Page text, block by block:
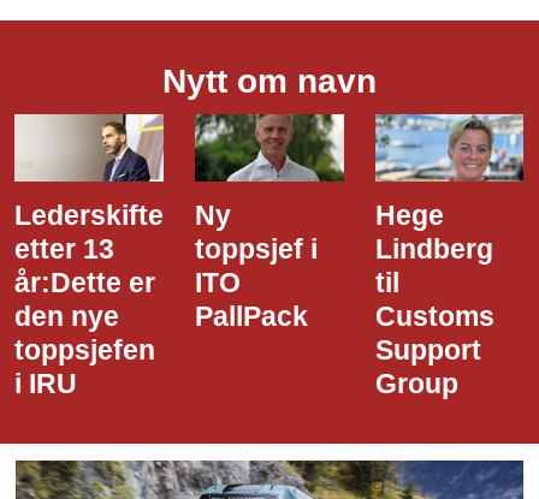
Nytt om navn
Ny
toppsjef i
ITO
PallPack
Hege
Lindberg
til
Customs
Dette er
den nye
i Narvik
Havn